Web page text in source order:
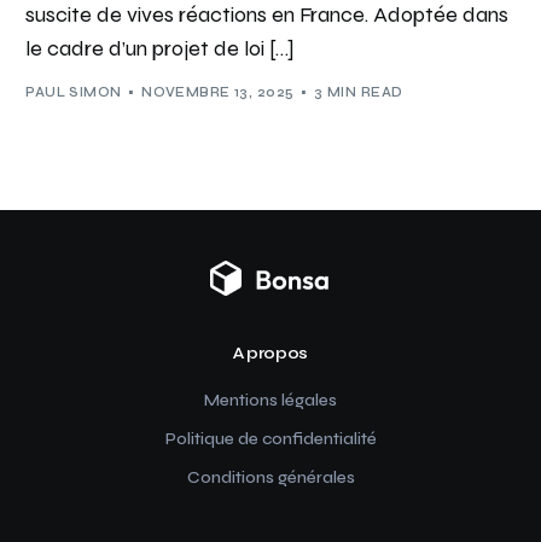
suscite de vives réactions en France. Adoptée dans
le cadre d’un projet de loi […]
PAUL SIMON NOVEMBRE 13, 2025 3 MIN READ
A propos
Mentions légales
Politique de confidentialité
Conditions générales